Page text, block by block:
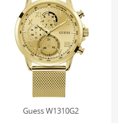
Guess W1310G2